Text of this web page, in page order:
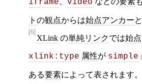
ト の観点からは始点アンカー
[6]
XLink の単純リンクでは始
xlink:type 属性が simple
ある要素によって表されます。